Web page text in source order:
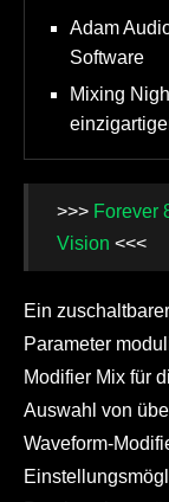
Adam
Software
Mixing
>>> Forever
Vision <<<
Ein
Parameter
Modifier Mix für
Auswahl von
Waveform-